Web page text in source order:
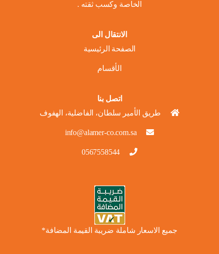
الخاصة وكسب ثقته .
الانتقال الى
الصفحة الرئيسية
الأقسام
اتصل بنا
طريق الأمير سلطان، الفاضلية، الهفوف
info@alamer-co.com.sa
0567558544
جميع الاسعار شاملة ضريبة القيمة المضافة*